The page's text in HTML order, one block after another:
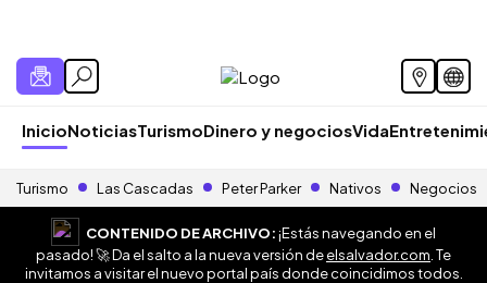
InicioNoticiasTurismoDinero y negociosVida
Turismo Las Cascadas Peter Parker Nativos Negocios
CONTENIDO DE ARCHIVO:¡Estás navegando en el
pasado! 🚀 Da el salto a la nueva versión deelsalvador.com . Te
invitamos a visitar el nuevo portal país donde coincidimos todos.